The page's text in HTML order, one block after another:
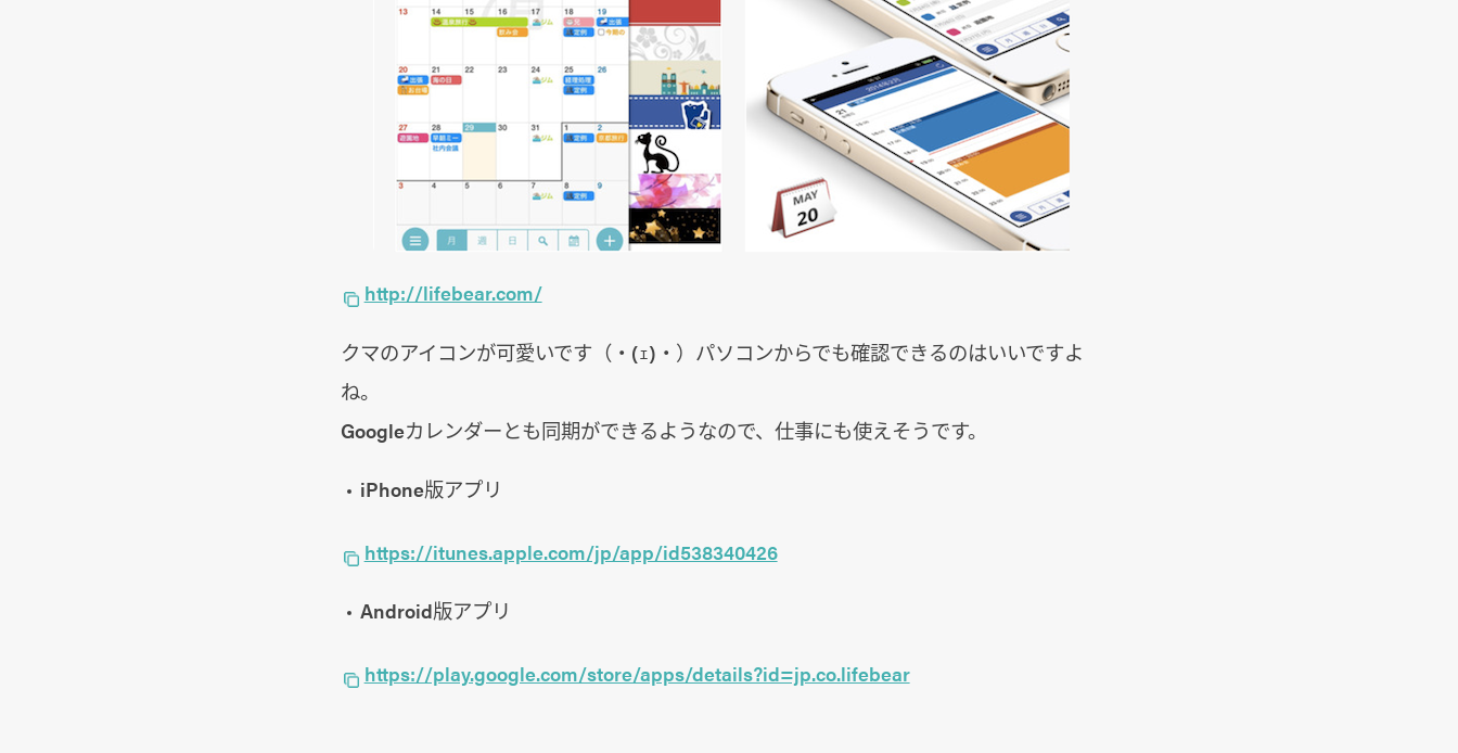
http://lifebear.com/
クマのアイコンが可愛いです（・(ｪ)・）パソコンからでも確認できるのはいいですよ
ね。
Googleカレンダーとも同期ができるようなので、仕事にも使えそうです。
iPhone版アプリ
https://itunes.apple.com/jp/app/id538340426
Android版アプリ
https://play.google.com/store/apps/details?id=jp.co.lifebear